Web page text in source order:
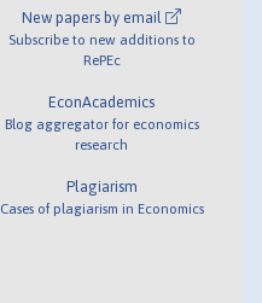
New papers by email
Subscribe to new additions to
RePEc
EconAcademics
Blog aggregator for economics
research
Plagiarism
Cases of plagiarism in Economics